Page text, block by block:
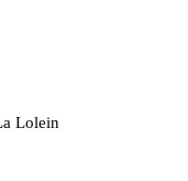
Lolein